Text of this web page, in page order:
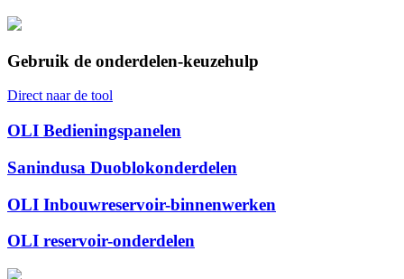
Gebruik de onderdelen-keuzehulp
Direct naar de tool
OLI Bedieningspanelen
Sanindusa Duoblokonderdelen
OLI Inbouwreservoir-binnenwerken
OLI reservoir-onderdelen